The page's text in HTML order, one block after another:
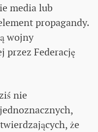
media lub
propagandy.
wojny
przez Federację
nie
że